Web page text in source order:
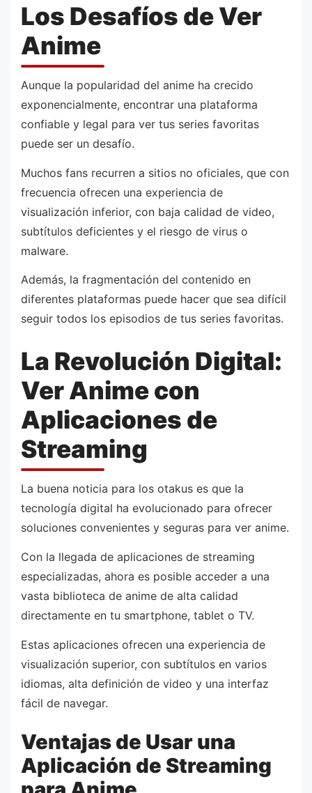
Los Desafíos de Ver
Anime
Aunque la popularidad del anime ha crecido
exponencialmente, encontrar una plataforma
confiable y legal para ver tus series favoritas
puede ser un desafío.
Muchos fans recurren a sitios no oficiales, que con
frecuencia ofrecen una experiencia de
visualización inferior, con baja calidad de video,
subtítulos deficientes y el riesgo de virus o
malware.
Además, la fragmentación del contenido en
diferentes plataformas puede hacer que sea difícil
seguir todos los episodios de tus series favoritas.
La Revolución Digital:
Ver Anime con
Aplicaciones de
Streaming
La buena noticia para los otakus es que la
tecnología digital ha evolucionado para ofrecer
soluciones convenientes y seguras para ver anime.
Con la llegada de aplicaciones de streaming
especializadas, ahora es posible acceder a una
vasta biblioteca de anime de alta calidad
directamente en tu smartphone, tablet o TV.
Estas aplicaciones ofrecen una experiencia de
visualización superior, con subtítulos en varios
idiomas, alta definición de video y una interfaz
fácil de navegar.
Ventajas de Usar una
Aplicación de Streaming